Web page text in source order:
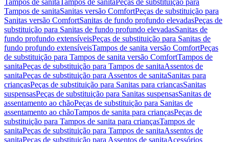
Tampos de sanitaTampos de sanitaPeças de substituição para
Tampos de sanitaSanitas versão ComfortPeças de substituição para
Sanitas versão ComfortSanitas de fundo profundo elevadasPeças de
substituição para Sanitas de fundo profundo elevadasSanitas de
fundo profundo extensíveisPeças de substituição para Sanitas de
fundo profundo extensíveisTampos de sanita versão ComfortPeças
de substituição para Tampos de sanita versão ComfortTampos de
sanitaPeças de substituição para Tampos de sanitaAssentos de
sanitaPeças de substituição para Assentos de sanitaSanitas para
criançasPeças de substituição para Sanitas para criançasSanitas
suspensasPeças de substituição para Sanitas suspensasSanitas de
assentamento ao chãoPeças de substituição para Sanitas de
assentamento ao chãoTampos de sanita para criançasPeças de
substituição para Tampos de sanita para criançasTampos de
sanitaPeças de substituição para Tampos de sanitaAssentos de
sanitaPeças de substituição para Assentos de sanitaAcessórios